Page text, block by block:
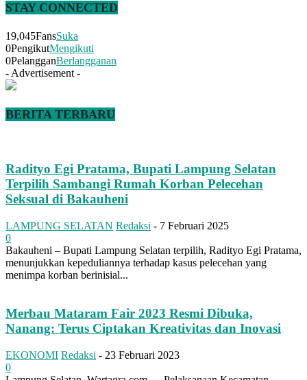
STAY CONNECTED
19,045FansSuka
0PengikutMengikuti
0PelangganBerlangganan
- Advertisement -
BERITA TERBARU
Radityo Egi Pratama, Bupati Lampung Selatan
Terpilih Sambangi Rumah Korban Pelecehan
Seksual di Bakauheni
LAMPUNG SELATAN Redaksi - 7 Februari 2025
0
Bakauheni – Bupati Lampung Selatan terpilih, Radityo Egi Pratama,
menunjukkan kepeduliannya terhadap kasus pelecehan yang
menimpa korban berinisial...
Merbau Mataram Fair 2023 Resmi Dibuka,
Nanang: Terus Ciptakan Kreativitas dan Inovasi
EKONOMI Redaksi - 23 Februari 2023
0